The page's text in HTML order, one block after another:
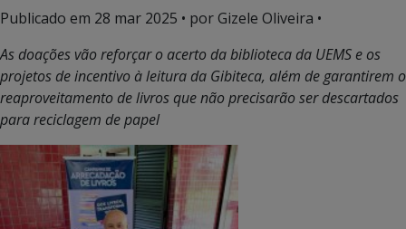
Publicado em 28 mar 2025 • por Gizele Oliveira •
As doações vão reforçar o acerto da biblioteca da UEMS e os
projetos de incentivo à leitura da Gibiteca, além de garantirem o
reaproveitamento de livros que não precisarão ser descartados
para reciclagem de papel